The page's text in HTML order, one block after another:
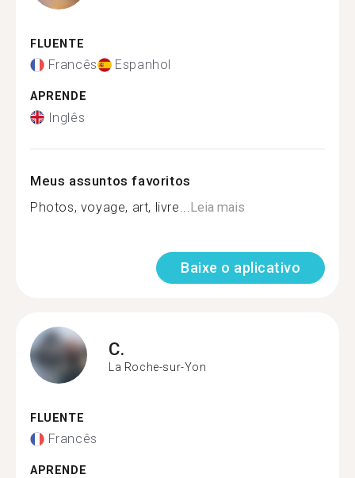
FLUENTE
Francês Espanhol
APRENDE
Inglês
Meus assuntos favoritos
Photos, voyage, art, livre... Leia mais
Baixe o aplicativo
C.
La Roche-sur-Yon
FLUENTE
Francês
APRENDE